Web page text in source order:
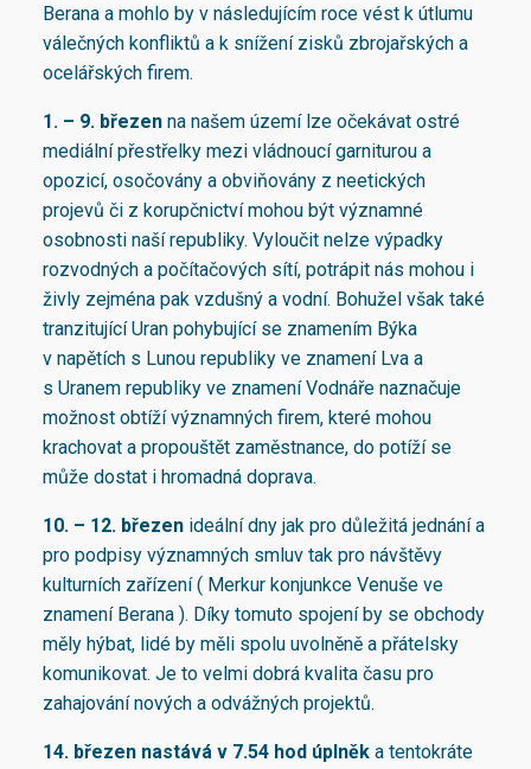
Berana a mohlo by v následujícím roce vést k útlumu
válečných konfliktů a k snížení zisků zbrojařských a
ocelářských firem.
1. – 9. březen na našem území lze očekávat ostré
mediální přestřelky mezi vládnoucí garniturou a
opozicí, osočovány a obviňovány z neetických
projevů či z korupčnictví mohou být významné
osobnosti naší republiky. Vyloučit nelze výpadky
rozvodných a počítačových sítí, potrápit nás mohou i
živly zejména pak vzdušný a vodní. Bohužel však také
tranzitující Uran pohybující se znamením Býka
v napětích s Lunou republiky ve znamení Lva a
s Uranem republiky ve znamení Vodnáře naznačuje
možnost obtíží významných firem, které mohou
krachovat a propouštět zaměstnance, do potíží se
může dostat i hromadná doprava.
10. – 12. březen ideální dny jak pro důležitá jednání a
pro podpisy významných smluv tak pro návštěvy
kulturních zařízení ( Merkur konjunkce Venuše ve
znamení Berana ). Díky tomuto spojení by se obchody
měly hýbat, lidé by měli spolu uvolněně a přátelsky
komunikovat. Je to velmi dobrá kvalita času pro
zahajování nových a odvážných projektů.
14. březen nastává v 7.54 hod úplněk a tentokráte